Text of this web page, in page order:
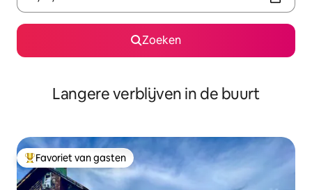
Zoeken
Langere verblijven in de buurt
Topfavoriet van gasten
Favoriet van gasten